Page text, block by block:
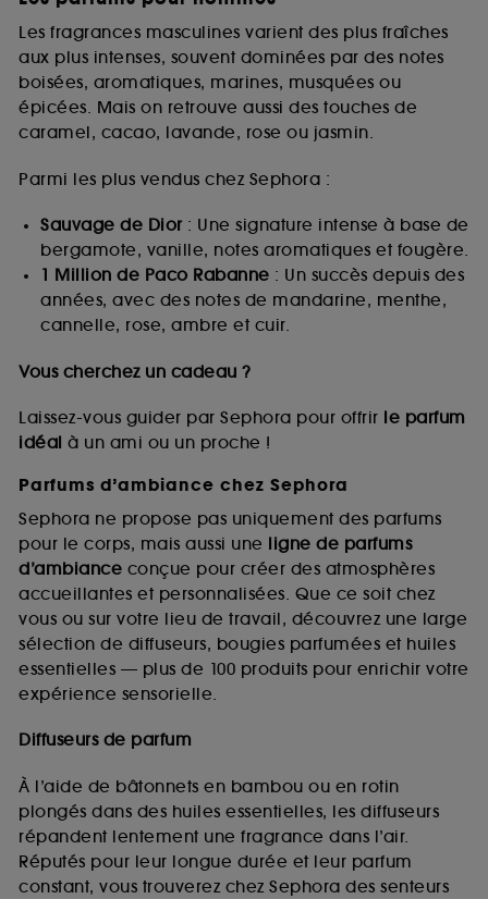
Les fragrances masculines varient des plus fraîches
aux plus intenses, souvent dominées par des notes
boisées, aromatiques, marines, musquées ou
épicées. Mais on retrouve aussi des touches de
caramel, cacao, lavande, rose ou jasmin.
Parmi les plus vendus chez Sephora :
Sauvage de Dior: Une signature intense à base de
bergamote, vanille, notes aromatiques et fougère.
1 Million de Paco Rabanne : Un succès depuis des
années, avec des notes de mandarine, menthe,
cannelle, rose, ambre et cuir.
Vous cherchez un cadeau ?
Laissez-vous guider par Sephora pour offrir le parfum
idéal à un ami ou un proche !
Parfums d’ambiance chez Sephora
Sephora ne propose pas uniquement des parfums
pour le corps, mais aussi une ligne de parfums
d’ambiance conçue pour créer des atmosphères
accueillantes et personnalisées. Que ce soit chez
vous ou sur votre lieu de travail, découvrez une large
sélection de diffuseurs, bougies parfumées et huiles
essentielles — plus de 100 produits pour enrichir votre
expérience sensorielle.
Diffuseurs de parfum
À l’aide de bâtonnets en bambou ou en rotin
plongés dans des huiles essentielles, les diffuseurs
répandent lentement une fragrance dans l’air.
Réputés pour leur longue durée et leur parfum
constant, vous trouverez chez Sephora des senteurs